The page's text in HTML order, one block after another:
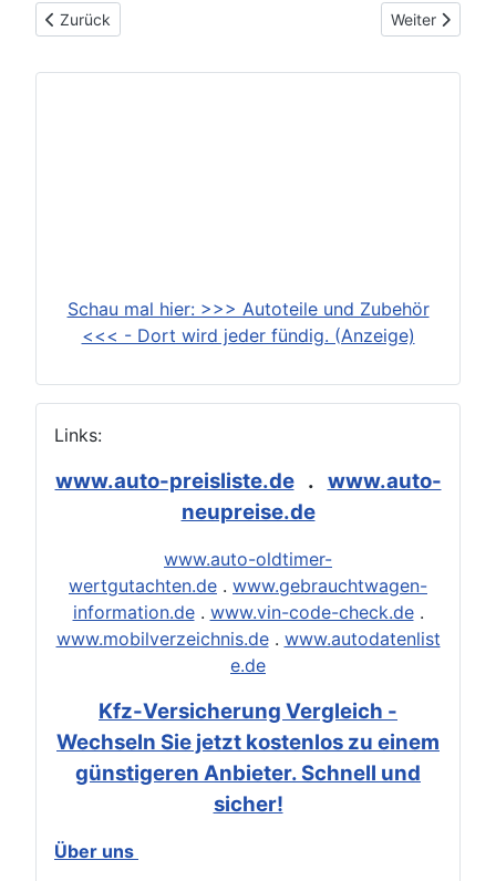
Vorheriger Beitrag: 2024-05-06: Lexus UX 300h: Erstarkter
Zurück Nächster
Weiter
Schau mal hier: >>> Autoteile und Zubehör
<<< - Dort wird jeder fündig. (Anzeige)
Links:
www.auto-preisliste.de. www.auto-
neupreise.de
www.auto-oldtimer-
wertgutachten.de . www.gebrauchtwagen-
information.de. www.vin-code-check.de.
www.mobilverzeichnis.de. www.autodatenlist
e.de
Kfz-Versicherung Vergleich -
Wechseln Sie jetzt kostenlos zu einem
günstigeren Anbieter. Schnell und
sicher!
Über uns